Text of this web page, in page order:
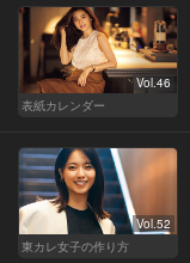
Vol.46
表紙カレンダー
Vol.52
東カレ女子の作り方